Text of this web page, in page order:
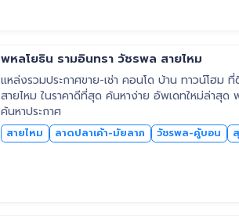
พหลโยธิน รามอินทรา วัชรพล สายไหม
แหล่งรวมประกาศขาย-เช่า คอนโด บ้าน ทาวน์โฮม
สายไหม ในราคาดีที่สุด ค้นหาง่าย อัพเดทใหม่ล่าสุ
ค้นหาประกาศ
สายไหม ลาดปลาเค้า-มัยลาภ วัชรพล-คู้บอน